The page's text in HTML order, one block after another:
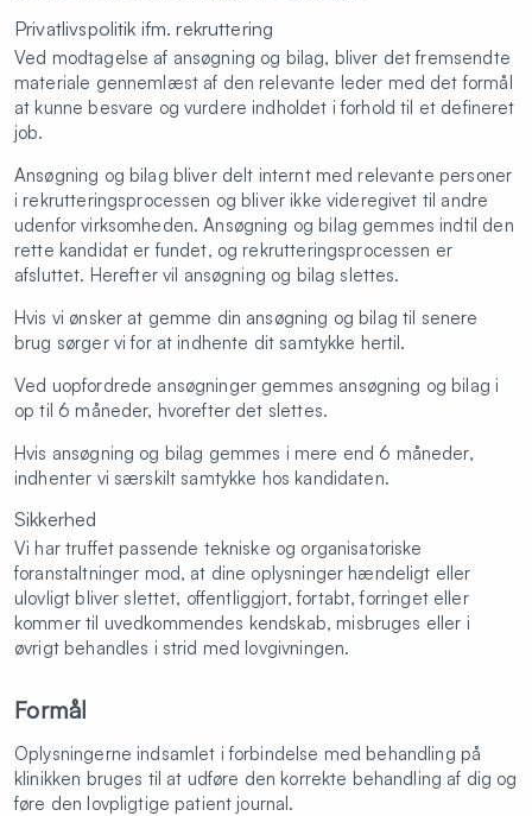
Privatlivspolitik ifm. rekruttering
Ved modtagelse af ansøgning og bilag, bliver det fremsendte
materiale gennemlæst af den relevante leder med det formål
at kunne besvare og vurdere indholdet i forhold til et defineret
job.
Ansøgning og bilag bliver delt internt med relevante personer
i rekrutteringsprocessen og bliver ikke videregivet til andre
udenfor virksomheden. Ansøgning og bilag gemmes indtil den
rette kandidat er fundet, og rekrutteringsprocessen er
afsluttet. Herefter vil ansøgning og bilag slettes.
Hvis vi ønsker at gemme din ansøgning og bilag til senere
brug sørger vi for at indhente dit samtykke hertil.
Ved uopfordrede ansøgninger gemmes ansøgning og bilag i
op til 6 måneder, hvorefter det slettes.
Hvis ansøgning og bilag gemmes i mere end 6 måneder,
indhenter vi særskilt samtykke hos kandidaten.
Sikkerhed
Vi har truffet passende tekniske og organisatoriske
foranstaltninger mod, at dine oplysninger hændeligt eller
ulovligt bliver slettet, offentliggjort, fortabt, forringet eller
kommer til uvedkommendes kendskab, misbruges eller i
øvrigt behandles i strid med lovgivningen.
Formål
Oplysningerne indsamlet i forbindelse med behandling på
klinikken bruges til at udføre den korrekte behandling af dig og
føre den lovpligtige patient journal.